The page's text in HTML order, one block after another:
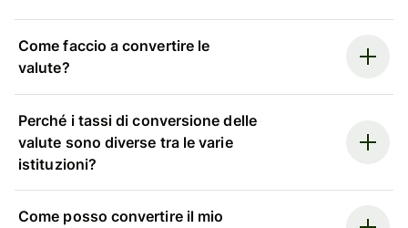
Come faccio a convertire le
valute?
Perché i tassi di conversione delle
valute sono diverse tra le varie
istituzioni?
Come posso convertire il mio